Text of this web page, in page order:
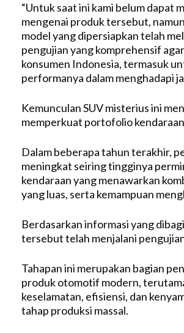
“Untuk saat ini kami belum dapat
mengenai produk tersebut,
model yang dipersiapkan telah
pengujian yang komprehensif
konsumen Indonesia, termasuk
performanya dalam menghadapi
Kemunculan SUV misterius ini
memperkuat portofolio
Dalam beberapa tahun terakhir,
meningkat seiring tingginya
kendaraan yang menawarkan
yang luas, serta kemampuan
Berdasarkan informasi yang
tersebut telah menjalani
Tahapan ini merupakan bagian
produk otomotif modern,
keselamatan, efisiensi, dan
tahap produksi massal.